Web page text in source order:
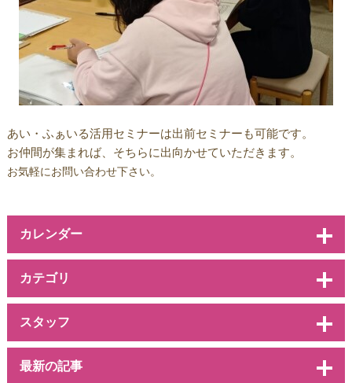
あい・ふぁいる活用セミナーは出前セミナーも可能です。
お仲間が集まれば、そちらに出向かせていただきます。
お気軽にお問い合わせ下さい。
カレンダー
カテゴリ
スタッフ
最新の記事